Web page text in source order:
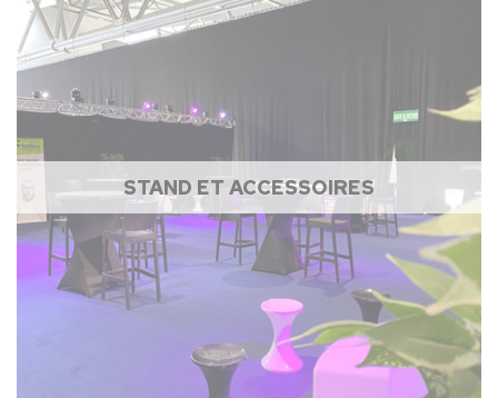
STAND ET ACCESSOIRES